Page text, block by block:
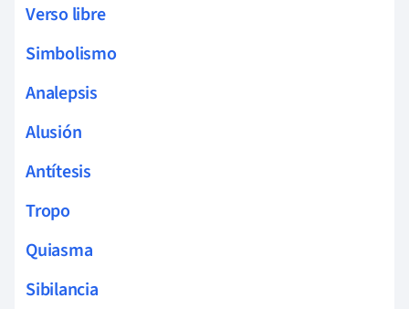
Verso libre
Simbolismo
Analepsis
Alusión
Antítesis
Tropo
Quiasma
Sibilancia